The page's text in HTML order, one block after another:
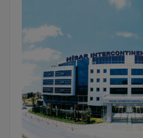
Preis-Leistungs-Verhältnis.